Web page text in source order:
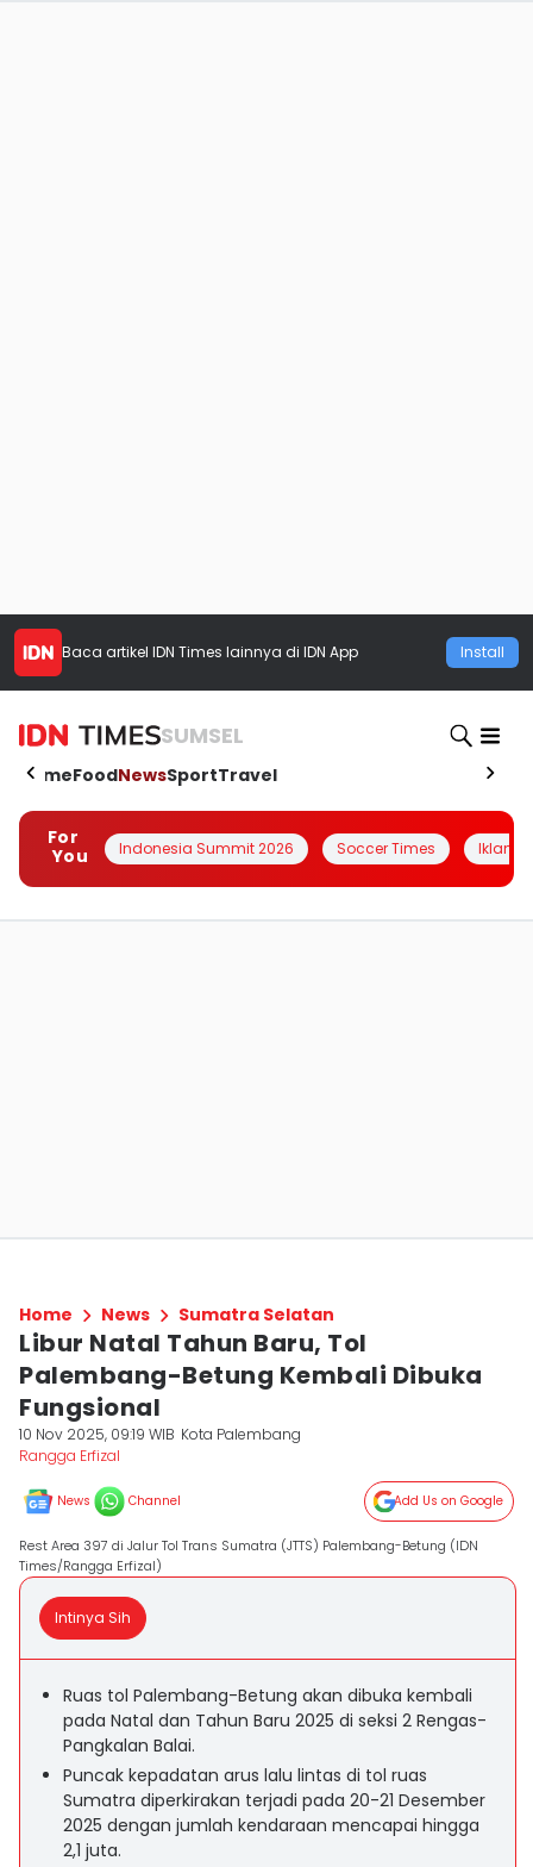
Baca artikel IDN Times lainnya di IDN App Install
SUMSEL
HomeFoodNewsSportTravel
For
You
Indonesia Summit 2026 Soccer Times Iklanin
Home News Sumatra Selatan
Libur Natal Tahun Baru, Tol
Palembang-Betung Kembali Dibuka
Fungsional
10 Nov 2025, 09:19 WIB Kota Palembang
Rangga Erfizal
News Channel Add Us on Google
Rest Area 397 di Jalur Tol Trans Sumatra (JTTS) Palembang-Betung (IDN
Times/Rangga Erfizal)
Intinya Sih
Ruas tol Palembang-Betung akan dibuka kembali
pada Natal dan Tahun Baru 2025 di seksi 2 Rengas-
Pangkalan Balai.
Puncak kepadatan arus lalu lintas di tol ruas
Sumatra diperkirakan terjadi pada 20-21 Desember
2025 dengan jumlah kendaraan mencapai hingga
2,1 juta.